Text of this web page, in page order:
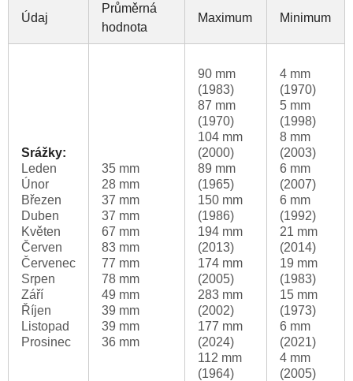
Údaj
Průměrná
hodnota
Maximum Minimum
Srážky:
Leden
Únor
Březen
Duben
Květen
Červen
Červenec
Srpen
Září
Říjen
Listopad
Prosinec
35 mm
28 mm
37 mm
37 mm
67 mm
83 mm
77 mm
78 mm
49 mm
39 mm
39 mm
36 mm
90 mm
(1983)
87 mm
(1970)
104 mm
(2000)
89 mm
(1965)
150 mm
(1986)
194 mm
(2013)
174 mm
(2005)
283 mm
(2002)
177 mm
(2024)
112 mm
(1964)
4 mm
(1970)
5 mm
(1998)
8 mm
(2003)
6 mm
(2007)
6 mm
(1992)
21 mm
(2014)
19 mm
(1983)
15 mm
(1973)
6 mm
(2021)
4 mm
(2005)